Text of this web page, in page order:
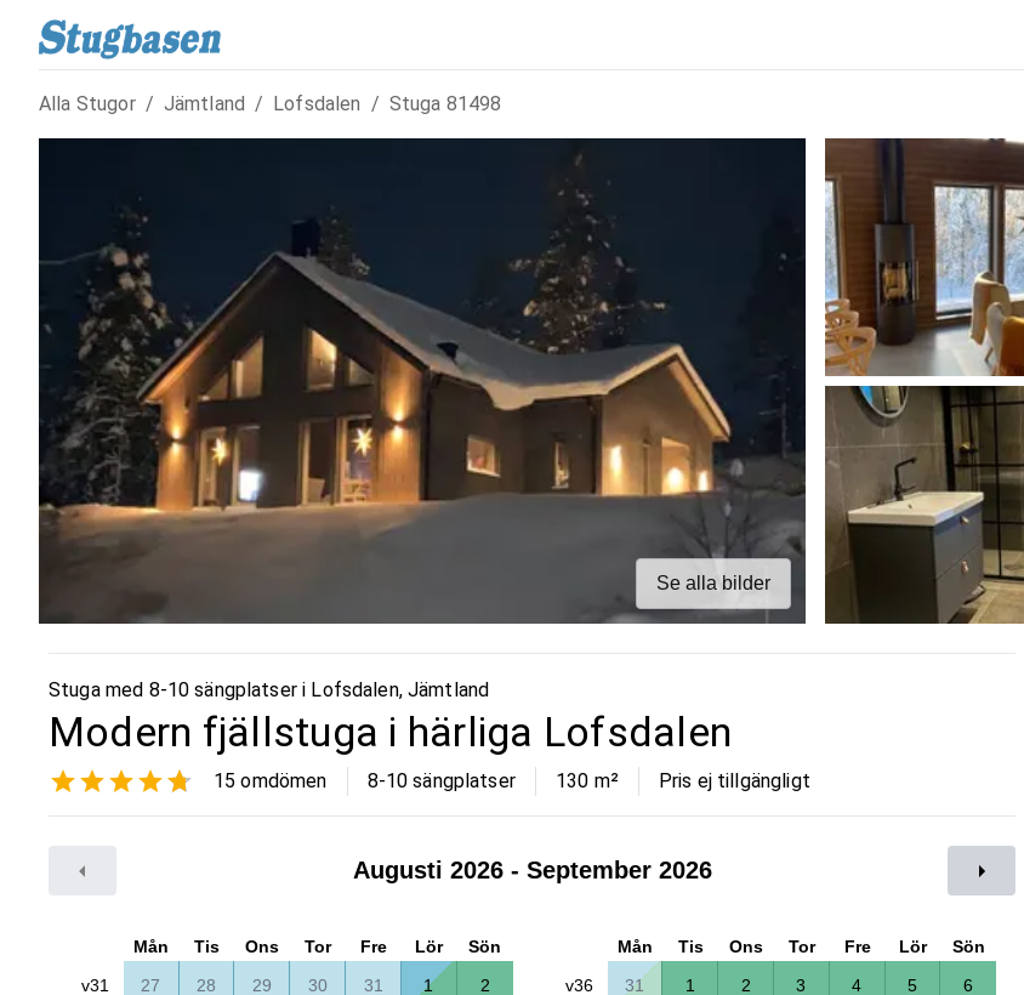
Alla Stugor / Jämtland / Lofsdalen / Stuga 81498
Se alla bilder
Stuga med 8-10 sängplatser i Lofsdalen, Jämtland
Modern fjällstuga i härliga Lofsdalen
15 omdömen 8-10 sängplatser 130 m² Pris ej tillgängligt
Augusti 2026- September 2026
Mån Tis Ons Tor Fre Lör
Sön
v31
27 28 29 30 31 1 2
Mån Tis Ons Tor Fre Lör
Sön
v36
31 1 2 3 4 5 6